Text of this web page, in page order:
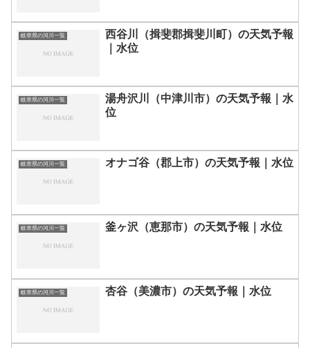
岐阜県の河川一覧
西谷川（揖斐郡揖斐川町）の天気予報
｜水位
岐阜県の河川一覧
湯舟沢川（中津川市）の天気予報｜水
位
岐阜県の河川一覧 オナゴ谷（郡上市）の天気予報｜水位
岐阜県の河川一覧 釜ヶ沢（恵那市）の天気予報｜水位
岐阜県の河川一覧 杏谷（美濃市）の天気予報｜水位